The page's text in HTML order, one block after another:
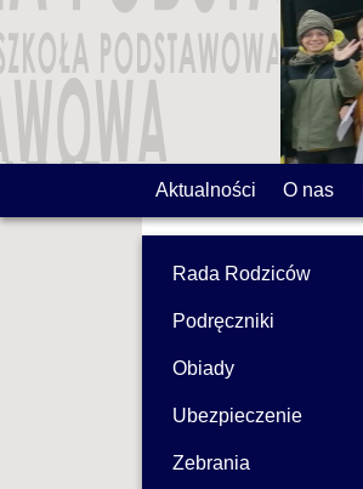
Aktualności O nas
Rada Rodziców
Podręczniki
Obiady
Ubezpieczenie
Zebrania